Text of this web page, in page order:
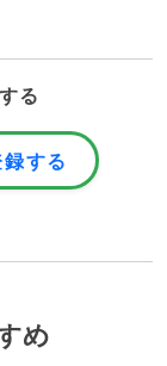
る
する
め